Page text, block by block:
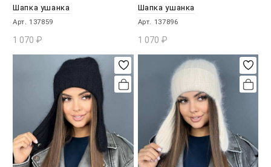
Шапка ушанка
Арт. 137859
1 070 ₽
В КОРЗИНУ
Шапка ушанка
Арт. 137896
1 070 ₽
В КОРЗИНУ